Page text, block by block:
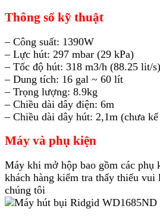
Thông số kỹ thuật
– Công suất: 1390W
– Lực hút: 297 mbar (29 kPa)
– Tốc độ hút: 318 m3/h (88.25 lit/s)
– Dung tích: 16 gal ~ 60 lít
– Trọng lượng: 8.9kg
– Chiều dài dây điện: 6m
– Chiều dài dây hút: 2,1m (chưa
Máy và phụ kiện
Máy khi mở hộp bao gồm các phụ
khách hàng kiểm tra thấy thiếu
chúng tôi